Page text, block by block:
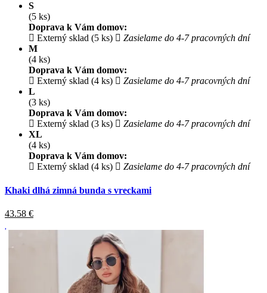
S
(5 ks)
Doprava k Vám domov:
Externý sklad (5 ks)
Zasielame do 4-7 pracovných dní
M
(4 ks)
Doprava k Vám domov:
Externý sklad (4 ks)
Zasielame do 4-7 pracovných dní
L
(3 ks)
Doprava k Vám domov:
Externý sklad (3 ks)
Zasielame do 4-7 pracovných dní
XL
(4 ks)
Doprava k Vám domov:
Externý sklad (4 ks)
Zasielame do 4-7 pracovných dní
Khaki dlhá zimná bunda s vreckami
43.58 €